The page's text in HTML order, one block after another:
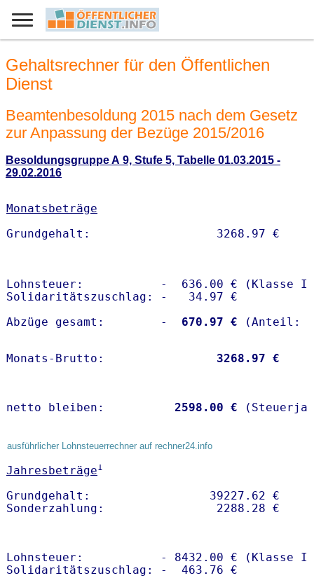
Gehaltsrechner für den Öffentlichen
Dienst
Beamtenbesoldung 2015 nach dem Gesetz
zur Anpassung der Bezüge 2015/2016
Besoldungsgruppe A 9, Stufe 5, Tabelle 01.03.2015 -
29.02.2016
Monatsbeträge
Lohnsteuer:           -  636.00 € (Klasse I)
Solidaritätszuschlag: -   34.97 €
Abzüge gesamt:        -
  670.97 €
Monats-Brutto: 3268.97 €
netto bleiben: 2598.00 €
ausführlicher Lohnsteuerrechner auf rechner24.info
Jahresbeträge1
Grundgehalt:                 39227.62 €
Lohnsteuer:           - 8432.00 € (Klasse I)
Solidaritätszuschlag: -  463.76 €